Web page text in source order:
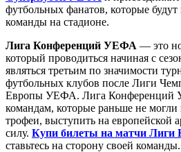
футбольных фанатов, которые
команды на стадионе.
Лига Конференций УЕФА — это
который проводиться начиная с
являться третьим по значимости
футбольных клубов после Лиги
Европы УЕФА. Лига Конференций
командам, которые раньше не могли
трофеи, выступить на европейской
силу. Купи билеты на матчи
ставьтесь на сторону своей команды.